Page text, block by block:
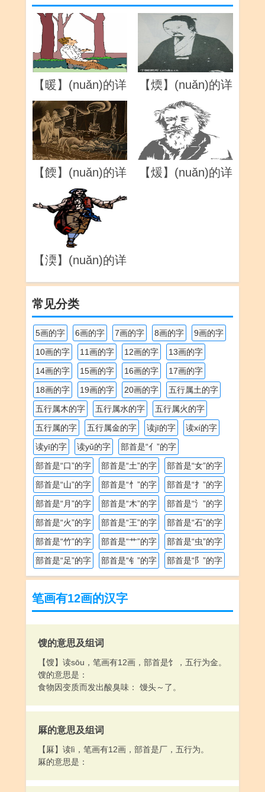
【暖】(nuǎn)的详
解
【煗】(nuǎn)的详
解
【餪】(nuǎn)的详
解
【煖】(nuǎn)的详
【渜】(nuǎn)的详
常见分类
5画的字 6画的字 7画的字 8画的字
9画的字
10画的字
11画的字 12画的字
13画的字
14画的字
15画的字 16画的字
17画的字
18画的字
19画的字 20画的字
五行属土的字
五行属木的字
五行属水的字
五行属火的字
五行属的字
五行属金的字 读jī的字
读xí的字
读yī的字
读yǔ的字
部首是“亻”的字
部首是“口”的字
部首是“土”的字
部首是“女”的字
部首是“山”的字
部首是“忄”的字
部首是“扌”的字
部首是“月”的字
部首是“木”的字
部首是“氵”的字
部首是“火”的字
部首是“王”的字
部首是“石”的字
部首是“竹”的字
部首是“艹”的字
部首是“虫”的字
部首是“足”的字
部首是“钅”的字 部首是“阝”的字
笔画有12画的汉字
馊的意思及组词
【馊】读sōu，笔画有12画，部首是饣，五行为金。
馊的意思是：
食物因变质而发出酸臭味： 馒头～了。
厤的意思及组词
【厤】读lì，笔画有12画，部首是厂，五行为。
厤的意思是：